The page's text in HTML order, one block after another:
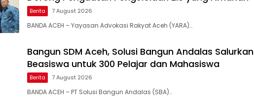
Berita 7 August 2026
BANDA ACEH – Yayasan Advokasi Rakyat Aceh (YARA)…
Bangun SDM Aceh, Solusi Bangun Andalas Salurkan
Beasiswa untuk 300 Pelajar dan Mahasiswa
Berita 7 August 2026
BANDA ACEH – PT Solusi Bangun Andalas (SBA)…